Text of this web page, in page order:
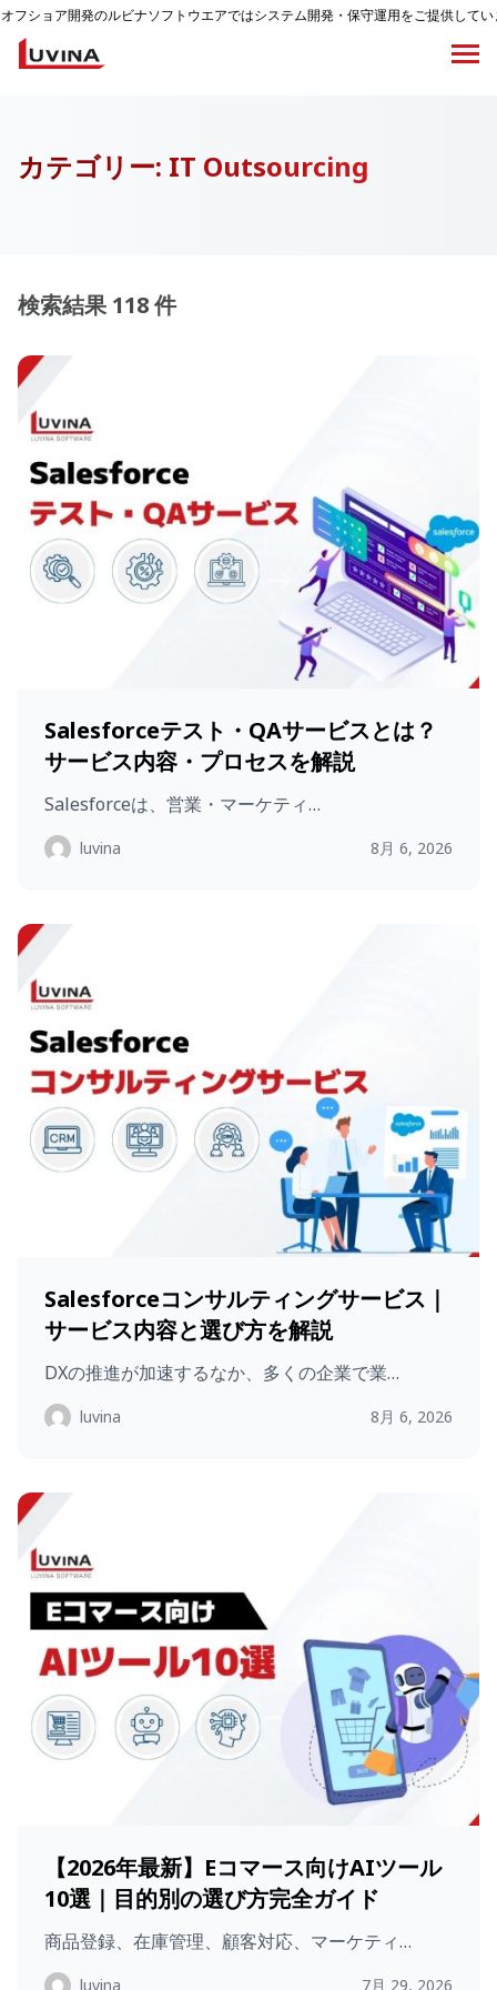
のルビナソフトウエアではシステム開発・保守運用をご提供しています。
カテゴリー: IT Outsourcing
検索結果 118 件
Salesforceテスト・QAサービスとは？
サービス内容・プロセスを解説
Salesforceは、営業・マーケティ…
luvina 8月 6, 2026
Salesforceコンサルティングサービス｜
サービス内容と選び方を解説
DXの推進が加速するなか、多くの企業で業…
luvina 8月 6, 2026
【2026年最新】Eコマース向けAIツール
10選｜目的別の選び方完全ガイド
商品登録、在庫管理、顧客対応、マーケティ…
luvina 7月 29, 2026